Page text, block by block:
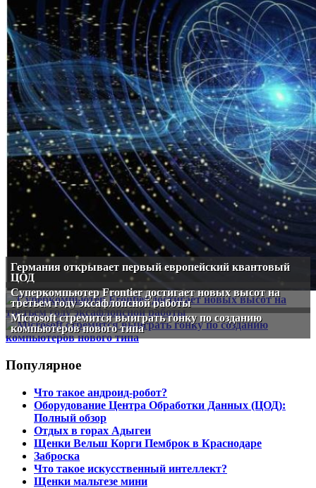
Германия открывает первый европейский квантовый
ЦОД
Суперкомпьютер Frontier достигает новых высот на
третьем году эксафлопсной работы
Microsoft стремится выиграть гонку по созданию
компьютеров нового типа
Популярное
Что такое андроид-робот?
Оборудование Центра Обработки Данных (ЦОД):
Полный обзор
Отдых в горах Адыгеи
Щенки Вельш Корги Пемброк в Краснодаре
Заброска
Что такое искусственный интеллект?
Щенки мальтезе мини